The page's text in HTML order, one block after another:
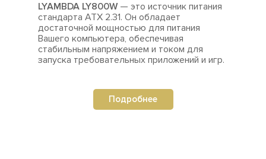
LYAMBDA LY800W— это источник питания
стандарта ATX 2.31. Он обладает
достаточной мощностью для питания
Вашего компьютера, обеспечивая
стабильным напряжением и током для
запуска требовательных приложений и игр.
Подробнее